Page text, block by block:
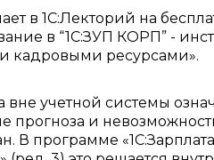
в 1С:Лекторий на
в “1С:ЗУП КОРП” -
кадровыми ресурсами».
учетной системы
прогноза и
В программе